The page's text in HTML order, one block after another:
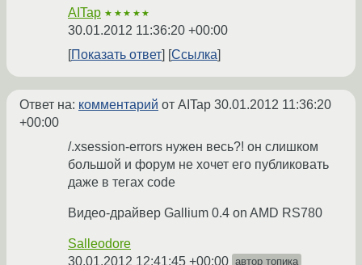
AITap ★★★★★
30.01.2012 11:36:20 +00:00
Показать ответ
Ссылка
Ответ на: комментарий от AITap 30.01.2012 11:36:20
+00:00
/.xsession-errors нужен весь?! он слишком
большой и форум не хочет его публиковать
даже в тегах code
Видео-драйвер Gallium 0.4 on AMD RS780
Salleodore
30.01.2012 12:41:45 +00:00 автор топика